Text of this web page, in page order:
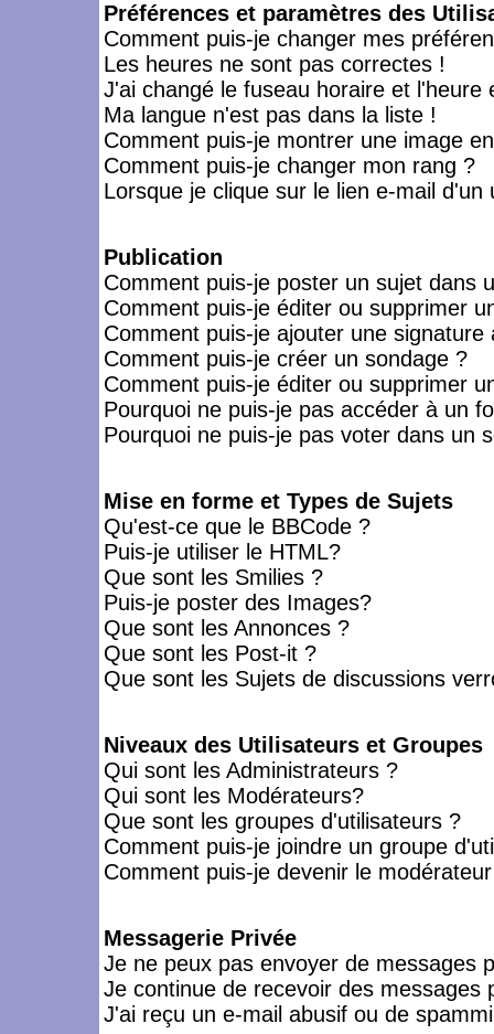
Préférences et paramètres des
Comment puis-je changer mes
Les heures ne sont pas correctes !
J'ai changé le fuseau horaire et l'heure
Ma langue n'est pas dans la liste !
Comment puis-je montrer une image
Comment puis-je changer mon rang ?
Lorsque je clique sur le lien e-mail
Publication
Comment puis-je poster un sujet dans
Comment puis-je éditer ou supprimer
Comment puis-je ajouter une signature
Comment puis-je créer un sondage ?
Comment puis-je éditer ou supprimer
Pourquoi ne puis-je pas accéder à un
Pourquoi ne puis-je pas voter dans un
Mise en forme et Types de Sujets
Qu'est-ce que le BBCode ?
Puis-je utiliser le HTML?
Que sont les Smilies ?
Puis-je poster des Images?
Que sont les Annonces ?
Que sont les Post-it ?
Que sont les Sujets de discussions
Niveaux des Utilisateurs et Groupes
Qui sont les Administrateurs ?
Qui sont les Modérateurs?
Que sont les groupes d'utilisateurs ?
Comment puis-je joindre un groupe
Comment puis-je devenir le
Messagerie Privée
Je ne peux pas envoyer de messages
Je continue de recevoir des messages
J'ai reçu un e-mail abusif ou de